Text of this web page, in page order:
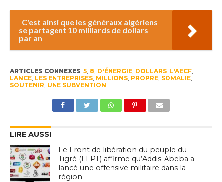
C'est ainsi que les généraux algériens
se partagent 10 milliards de dollars
par an
ARTICLES CONNEXES 5, 8, D'ÉNERGIE, DOLLARS, L'AECF,
LANCE, LES ENTREPRISES, MILLIONS, PROPRE, SOMALIE,
SOUTENIR, UNE SUBVENTION
LIRE AUSSI
Le Front de libération du peuple du
Tigré (FLPT) affirme qu’Addis-Abeba a
lancé une offensive militaire dans la
région